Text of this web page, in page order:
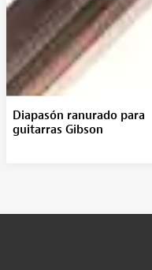
Diapasón ranurado para
guitarras Gibson